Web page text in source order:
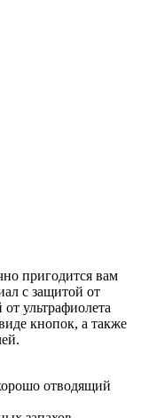
пригодится вам
с защитой от
ультрафиолета
кнопок, а также
отводящий